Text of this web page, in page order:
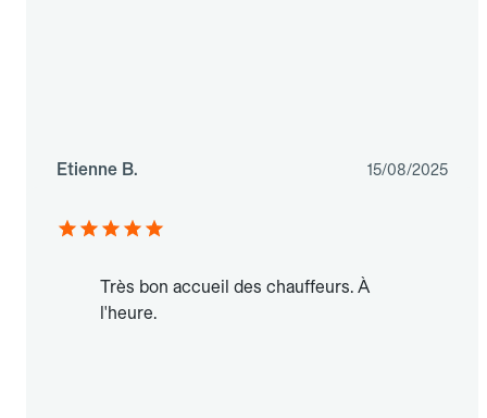
Etienne B. 15/08/2025
Très bon accueil des chauffeurs. À
l'heure.